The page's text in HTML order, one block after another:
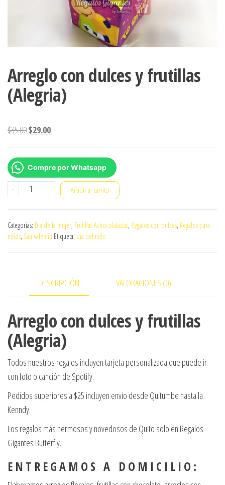
Arreglo con dulces y frutillas
(Alegria)
$35.00El
original
era:
$35.00.
$29.00El
actual
es:
$29.00.
Compre por Whatsapp
-
Arreglo
y
frutillas
+ Añadir al carrito
Categorías: Dia de la mujer, Frutillas Achocolatadas, Regalos con dulces, Regalos para
niños, San Valentin Etiqueta: dia del niño
DESCRIPCIÓN VALORACIONES (0)
Arreglo con dulces y frutillas
(Alegria)
Todos nuestros regalos incluyen tarjeta personalizada que puede ir
con foto o canción de Spotify.
Pedidos superiores a $25 incluyen envio desde Quitumbe hasta la
Kenndy.
Los regalos más hermosos y novedosos de Quito solo en Regalos
Gigantes Butterfly.
E N T R E G A M O S A D O M I C I L I O :